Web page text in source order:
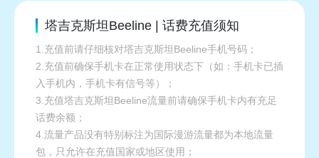
塔吉克斯坦Beeline | 话费充值须知
1.充值前请仔细核对塔吉克斯坦Beeline手机号码；
2.充值前确保手机卡在正常使用状态下（如：手机卡已插
入手机内，手机卡有信号等）；
3.充值塔吉克斯坦Beeline流量前请确保手机卡内有充足
话费余额；
4.流量产品没有特别标注为国际漫游流量都为本地流量
包，只允许在充值国家或地区使用；